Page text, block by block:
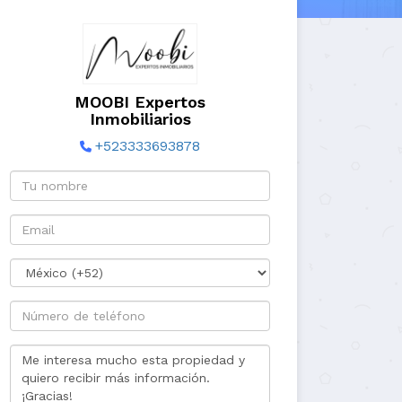
MOOBI Expertos
Inmobiliarios
+523333693878